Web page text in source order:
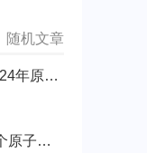
随机文章
1000原子币等于多少人民币 2024年原子币最新价格介绍一览
一个原子币等于多少人民币 一个原子币价格介绍